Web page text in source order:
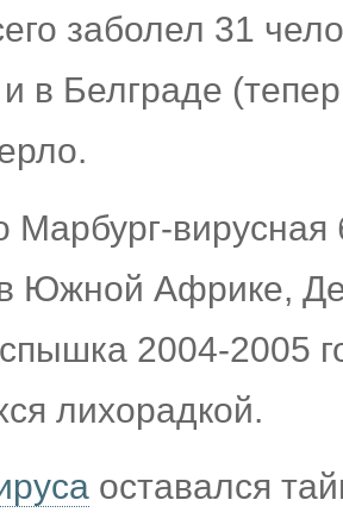
заболел 31
в Белграде
Марбург-
Южной Африке,
2004-2005
лихорадкой.
оставался